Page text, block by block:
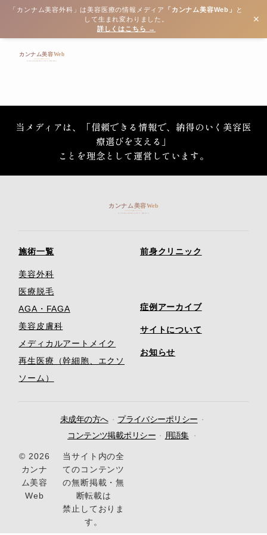
「カンナム美容外科」は美容医療の情報メディア 「カンナム美容Web」
と
して生まれ変わりました。
詳しくはこちら →
✕
当メディアは、「信頼できる情報で、納得のいく美容医
療選びを支える」
ことを理念として運営しています。
施術一覧
美容外科
医療脱毛
AGA・FAGA
美容皮膚科
メディカルアートメイク
再生医療（幹細胞、エクソ
ソーム）
前身クリニック
症例アーカイブ
サイトについて
お知らせ
未成年の方へ
プライバシーポリシー
コンテンツ掲載ポリシー
用語集
© 2026
カンナ
ム美容
Web
当サイト内の全
てのコンテンツ
の無断掲載・無
断転載は
禁止しておりま
す。